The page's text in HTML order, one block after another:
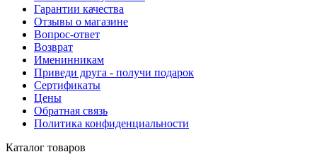
Гарантии качества
Отзывы о магазине
Вопрос-ответ
Возврат
Именинникам
Приведи друга - получи подарок
Сертификаты
Цены
Обратная связь
Политика конфиденциальности
Каталог товаров